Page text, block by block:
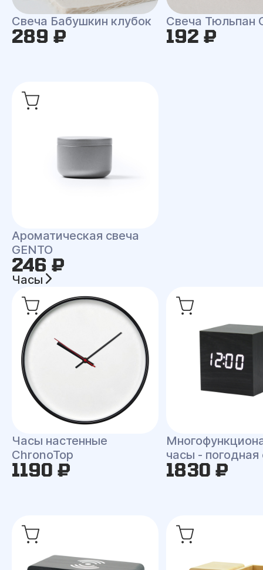
Свеча Бабушкин клубок
289 ₽
Свеча Тюльпан
192 ₽
Ароматическая свеча
GENTO
246 ₽
Часы
Часы настенные
ChronoTop
1190 ₽
часы - погодная
1830 ₽